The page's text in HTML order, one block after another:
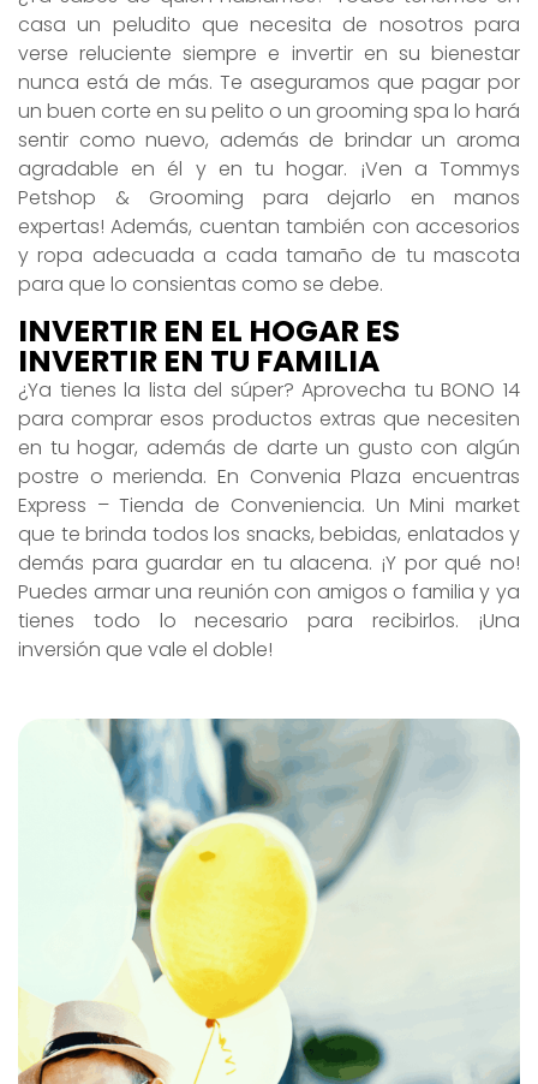
casa un peludito que necesita de nosotros para
verse reluciente siempre e invertir en su bienestar
nunca está de más. Te aseguramos que pagar por
un buen corte en su pelito o un grooming spa lo hará
sentir como nuevo, además de brindar un aroma
agradable en él y en tu hogar. ¡Ven a Tommys
Petshop & Grooming para dejarlo en manos
expertas! Además, cuentan también con accesorios
y ropa adecuada a cada tamaño de tu mascota
para que lo consientas como se debe.
INVERTIR EN EL HOGAR ES
INVERTIR EN TU FAMILIA
¿Ya tienes la lista del súper? Aprovecha tu BONO 14
para comprar esos productos extras que necesiten
en tu hogar, además de darte un gusto con algún
postre o merienda. En Convenia Plaza encuentras
Express – Tienda de Conveniencia. Un Mini market
que te brinda todos los snacks, bebidas, enlatados y
demás para guardar en tu alacena. ¡Y por qué no!
Puedes armar una reunión con amigos o familia y ya
tienes todo lo necesario para recibirlos. ¡Una
inversión que vale el doble!